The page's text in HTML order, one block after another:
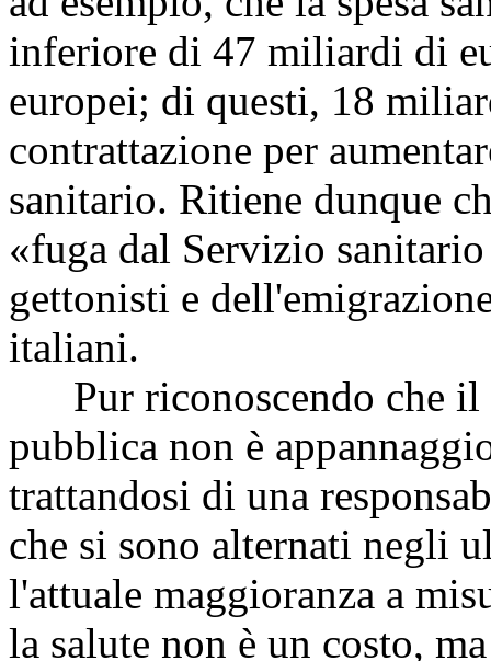
inferiore di 47 miliardi di
europei; di questi, 18
contrattazione per
sanitario. Ritiene dunque
«fuga dal Servizio
gettonisti e
italiani.
Pur riconoscendo che il
pubblica non è
trattandosi di una
che si sono alternati negli
l'attuale maggioranza a
la salute non è un costo,